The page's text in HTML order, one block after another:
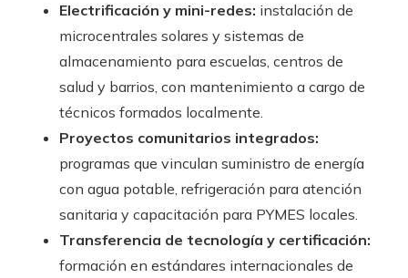
Electrificación y mini-redes: instalación de
microcentrales solares y sistemas de
almacenamiento para escuelas, centros de
salud y barrios, con mantenimiento a cargo de
técnicos formados localmente.
Proyectos comunitarios integrados:
programas que vinculan suministro de energía
con agua potable, refrigeración para atención
sanitaria y capacitación para PYMES locales.
Transferencia de tecnología y certificación:
formación en estándares internacionales de